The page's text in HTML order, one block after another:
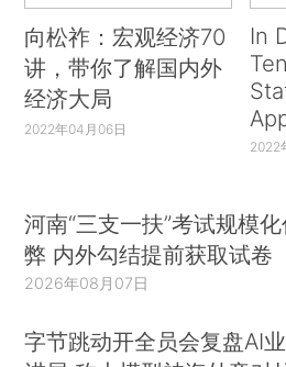
向松祚：宏观经济70
讲，带你了解国内外
经济大局
2022年04月06日
In
2022
河南“三支一扶”考试规模
弊 内外勾结提前获取试卷
2026年08月07日
字节跳动开全员会复盘AI